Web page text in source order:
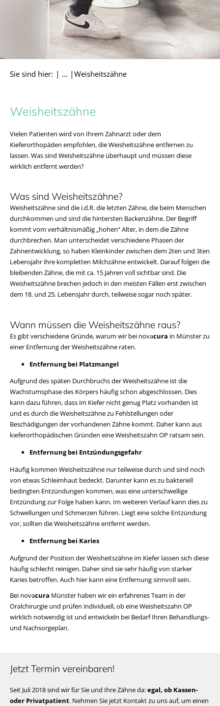
Sie sind hier: Weisheitszähne
Weisheitszähne
Vielen Patienten wird von Ihrem Zahnarzt oder dem
Kieferorthopäden empfohlen, die Weisheitszähne entfernen zu
lassen. Was sind Weisheitszähne überhaupt und müssen diese
wirklich entfernt werden?
Was sind Weisheitszähne?
Weisheitszähne sind die i.d.R. die letzten Zähne, die beim Menschen
durchkommen und sind die hintersten Backenzähne. Der Begriff
kommt vom verhältnismäßig „hohen“ Alter, in dem die Zähne
durchbrechen. Man unterscheidet verschiedene Phasen der
Zahnentwicklung, so haben Kleinkinder zwischen dem 2ten und 3ten
Lebensjahr ihre kompletten Milchzähne entwickelt. Darauf folgen die
bleibenden Zähne, die mit ca. 15 Jahren voll sichtbar sind. Die
Weisheitszähne brechen jedoch in den meisten Fällen erst zwischen
dem 18. und 25. Lebensjahr durch, teilweise sogar noch später.
Wann müssen die Weisheitszähne raus?
Es gibt verschiedene Gründe, warum wir bei novacura in Münster zu
einer Entfernung der Weisheitszähne raten.
Entfernung bei Platzmangel
Aufgrund des späten Durchbruchs der Weisheitszähne ist die
Wachstumsphase des Körpers häufig schon abgeschlossen. Dies
kann dazu führen, dass im Kiefer nicht genug Platz vorhanden ist
und es durch die Weisheitszähne zu Fehlstellungen oder
Beschädigungen der vorhandenen Zähne kommt. Daher kann aus
kieferorthopädischen Gründen eine Weisheitszahn OP ratsam sein.
Entfernung bei Entzündungsgefahr
Häufig kommen Weisheitszähne nur teilweise durch und sind noch
von etwas Schleimhaut bedeckt. Darunter kann es zu bakteriell
bedingten Entzündungen kommen, was eine unterschwellige
Entzündung zur Folge haben kann. Im weiteren Verlauf kann dies zu
Schwellungen und Schmerzen führen. Liegt eine solche Entzündung
vor, sollten die Weisheitszähne entfernt werden.
Entfernung bei Karies
Aufgrund der Position der Weisheitszähne im Kiefer lassen sich diese
häufig schlecht reinigen. Daher sind sie sehr häufig von starker
Karies betroffen. Auch hier kann eine Entfernung sinnvoll sein.
Bei novacura Münster haben wir ein erfahrenes Team in der
Oralchirurgie und prüfen individuell, ob eine Weisheitszahn OP
wirklich notwendig ist und entwickeln bei Bedarf Ihren Behandlungs-
und Nachsorgeplan.
Jetzt Termin vereinbaren!
Seit Juli 2018 sind wir für Sie und Ihre Zähne da:egal, ob Kassen-
oder Privatpatient. Nehmen Sie jetzt Kontakt zu uns auf, um einen